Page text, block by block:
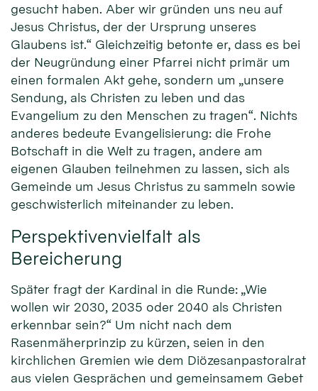
gesucht haben. Aber wir gründen uns neu auf
Jesus Christus, der der Ursprung unseres
Glaubens ist.“ Gleichzeitig betonte er, dass es bei
der Neugründung einer Pfarrei nicht primär um
einen formalen Akt gehe, sondern um „unsere
Sendung, als Christen zu leben und das
Evangelium zu den Menschen zu tragen“. Nichts
anderes bedeute Evangelisierung: die Frohe
Botschaft in die Welt zu tragen, andere am
eigenen Glauben teilnehmen zu lassen, sich als
Gemeinde um Jesus Christus zu sammeln sowie
geschwisterlich miteinander zu leben.
Perspektivenvielfalt als
Bereicherung
Später fragt der Kardinal in die Runde: „Wie
wollen wir 2030, 2035 oder 2040 als Christen
erkennbar sein?“ Um nicht nach dem
Rasenmäherprinzip zu kürzen, seien in den
kirchlichen Gremien wie dem Diözesanpastoralrat
aus vielen Gesprächen und gemeinsamem Gebet